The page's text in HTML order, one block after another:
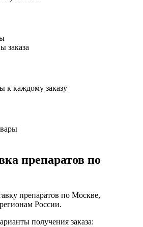
заказа
к каждому заказу
препаратов по
препаратов по Москве,
России.
получения заказа: